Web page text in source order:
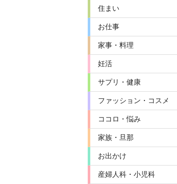
住まい
お仕事
家事・料理
妊活
サプリ・健康
ファッション・コスメ
ココロ・悩み
家族・旦那
お出かけ
産婦人科・小児科